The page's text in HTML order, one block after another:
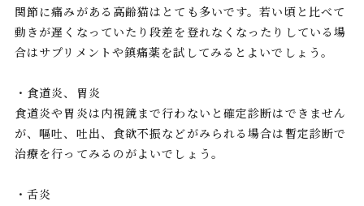
関節に痛みがある高齢猫はとても多いです。若い頃と比べて
動きが遅くなっていたり段差を登れなくなったりしている場
合はサプリメントや鎮痛薬を試してみるとよいでしょう。
・食道炎、胃炎
食道炎や胃炎は内視鏡まで行わないと確定診断はできません
が、嘔吐、吐出、食欲不振などがみられる場合は暫定診断で
治療を行ってみるのがよいでしょう。
・舌炎